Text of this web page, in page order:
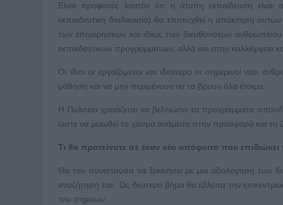
Είναι προφανές λοιπόν ότι η άτυπη εκπαίδευση
εκπαιδευτική διαδικασία) θα επιτευχθεί η απόκτηση
των επιχειρήσεων και ιδίως των διευθύνσεων
εκπαιδευτικών προγραμμάτων, αλλά και στην καλλιέργεια
Οι ίδιοι οι εργαζόμενοι και ιδιαίτερα οι σημερινοί
μάθηση και να μην περιμένουν να τα βρουν όλα έτοιμα.
Η Πολιτεία χρειάζεται να βελτιώσει τα προγράμματα
ώστε να μειωθεί το χάσμα ανάμεσα στην προσφορά και τη
Τι θα προτείνατε σε έναν νέο απόφοιτο που
Θα του συνιστούσα να ξεκινήσει με μια αξιολόγηση
αναζήτησή του. Ως δεύτερο βήμα θα έβλεπα την
του σημείων.